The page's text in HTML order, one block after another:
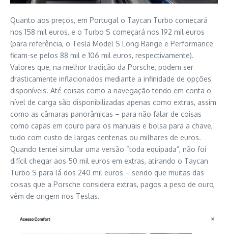
Quanto aos preços, em Portugal o Taycan Turbo começará
nos 158 mil euros, e o Turbo S começará nos 192 mil euros
(para referência, o Tesla Model S Long Range e Performance
ficam-se pelos 88 mil e 106 mil euros, respectivamente).
Valores que, na melhor tradição da Porsche, podem ser
drasticamente inflacionados mediante a infinidade de opções
disponíveis. Até coisas como a navegação tendo em conta o
nível de carga são disponibilizadas apenas como extras, assim
como as câmaras panorâmicas – para não falar de coisas
como capas em couro para os manuais e bolsa para a chave,
tudo com custo de largas centenas ou milhares de euros.
Quando tentei simular uma versão “toda equipada”, não foi
difícil chegar aos 50 mil euros em extras, atirando o Taycan
Turbo S para lá dos 240 mil euros – sendo que muitas das
coisas que a Porsche considera extras, pagos a peso de ouro,
vêm de origem nos Teslas.